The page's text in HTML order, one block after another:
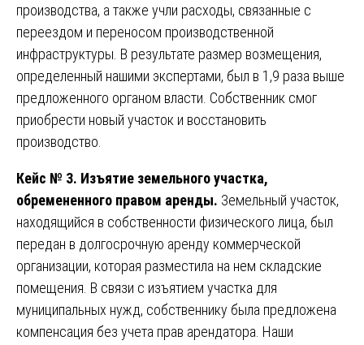
производства, а также учли расходы, связанные с
переездом и переносом производственной
инфраструктуры. В результате размер возмещения,
определенный нашими экспертами, был в 1,9 раза выше
предложенного органом власти. Собственник смог
приобрести новый участок и восстановить
производство.
Кейс № 3. Изъятие земельного участка,
обремененного правом аренды. Земельный участок,
находящийся в собственности физического лица, был
передан в долгосрочную аренду коммерческой
организации, которая разместила на нем складские
помещения. В связи с изъятием участка для
муниципальных нужд, собственнику была предложена
компенсация без учета прав арендатора. Наши